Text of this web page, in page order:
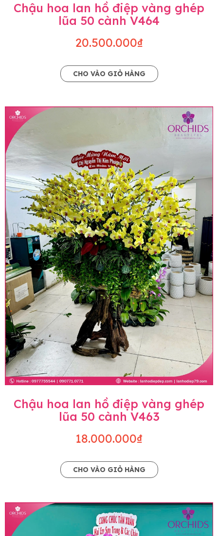
Chậu hoa lan hồ điệp vàng ghép
lũa 50 cành V464
20.500.000₫
CHO VÀO GIỎ HÀNG
Chậu hoa lan hồ điệp vàng ghép
lũa 50 cành V463
18.000.000₫
CHO VÀO GIỎ HÀNG